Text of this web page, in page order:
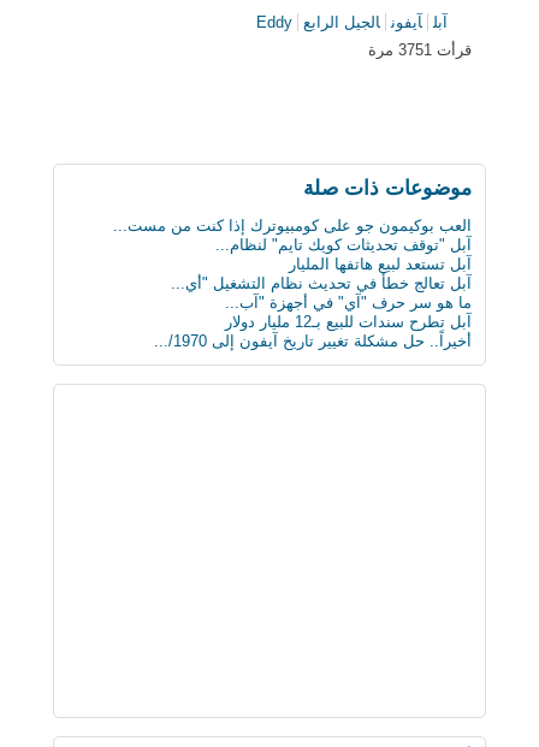
آبل آيفون الجيل الرابع
Eddy
قرأت 3751 مرة
موضوعات ذات صلة
العب بوكيمون جو على كومبيوترك إذا كنت من مست...
آبل "توقف تحديثات كويك تايم" لنظام...
آبل تستعد لبيع هاتفها المليار
آبل تعالج خطأ في تحديث نظام التشغيل "أي...
ما هو سر حرف "آي" في أجهزة "آب...
آبل تطرح سندات للبيع بـ12 مليار دولار
أخيراً.. حل مشكلة تغيير تاريخ آيفون إلى 1970/...